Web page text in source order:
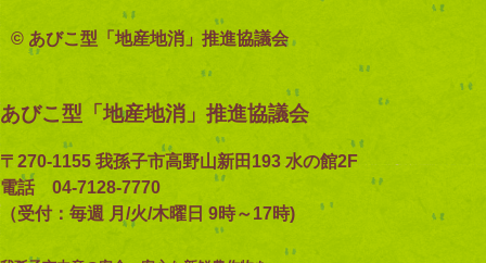
© あびこ型「地産地消」推進協議会
あびこ型「地産地消」推進協議会
〒270-1155 我孫子市高野山新田193 水の館2F
電話 04-7128-7770
（受付：毎週 月/火/木曜日 9時～17時)